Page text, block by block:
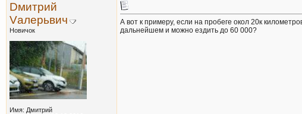
Dмитрий
Vалерьвич
Новичок
Имя: Дмитрий
А вот к примеру, если на пробеге окол 20к
дальнейшем и можно ездить до 60 000?